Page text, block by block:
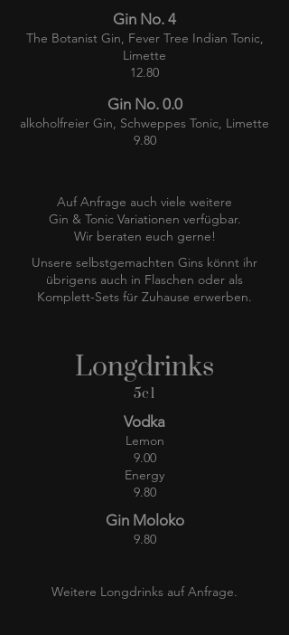
Gin No. 4
The Botanist Gin, Fever Tree Indian Tonic,
Limette
12.80
Gin No. 0.0
alkoholfreier Gin, Schweppes Tonic, Limette
9.80
Auf Anfrage auch viele weitere
Gin & Tonic Variationen verfügbar.
Wir beraten euch gerne!
Unsere selbstgemachten Gins könnt ihr
übrigens auch in Flaschen oder als
Komplett-Sets für Zuhause erwerben.
Longdrinks
5cl
Vodka
Lemon
9.00
Energy
9.80
Gin Moloko
9.80
Weitere Longdrinks auf Anfrage.